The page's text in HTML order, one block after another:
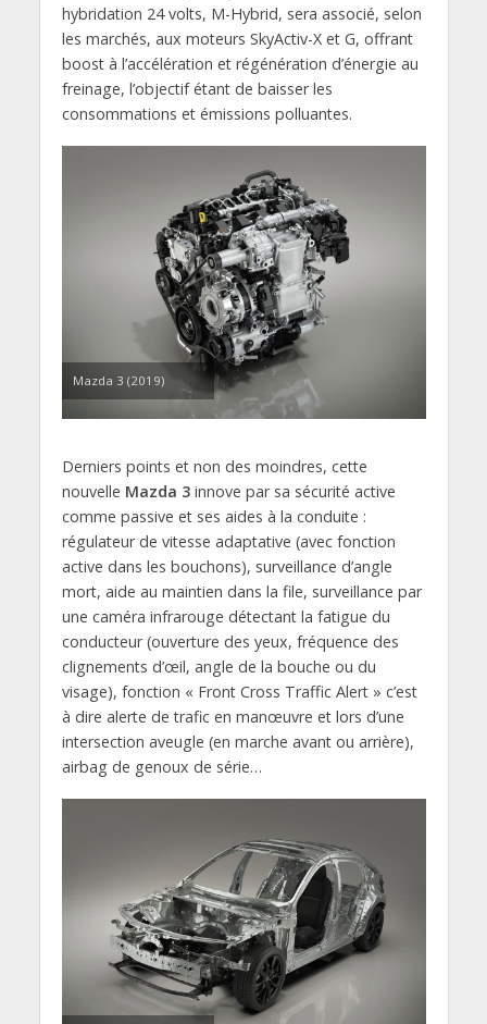
hybridation 24 volts, M-Hybrid, sera associé, selon
les marchés, aux moteurs SkyActiv-X et G, offrant
boost à l’accélération et régénération d’énergie au
freinage, l’objectif étant de baisser les
consommations et émissions polluantes.
Mazda 3 (2019)
Derniers points et non des moindres, cette
nouvelle Mazda 3innove par sa sécurité active
comme passive et ses aides à la conduite :
régulateur de vitesse adaptative (avec fonction
active dans les bouchons), surveillance d’angle
mort, aide au maintien dans la file, surveillance par
une caméra infrarouge détectant la fatigue du
conducteur (ouverture des yeux, fréquence des
clignements d’œil, angle de la bouche ou du
visage), fonction « Front Cross Traffic Alert » c’est
à dire alerte de trafic en manœuvre et lors d’une
intersection aveugle (en marche avant ou arrière),
airbag de genoux de série…